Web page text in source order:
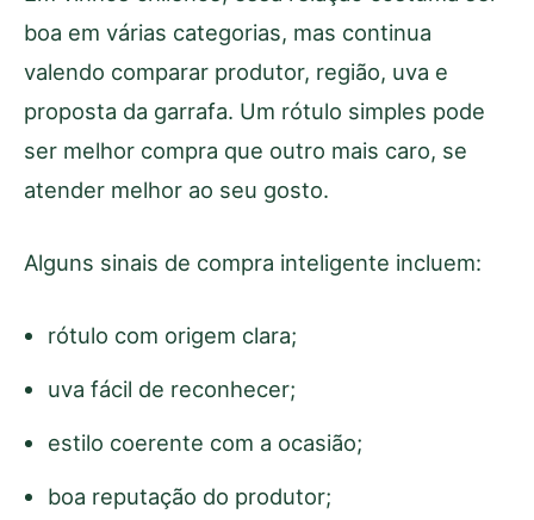
boa em várias categorias, mas continua
valendo comparar produtor, região, uva e
proposta da garrafa. Um rótulo simples pode
ser melhor compra que outro mais caro, se
atender melhor ao seu gosto.
Alguns sinais de compra inteligente incluem:
rótulo com origem clara;
uva fácil de reconhecer;
estilo coerente com a ocasião;
boa reputação do produtor;